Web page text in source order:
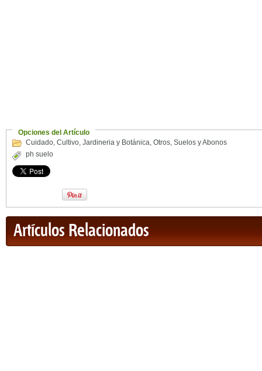
Opciones del Artículo
Cuidado, Cultivo, Jardineria y Botánica, Otros, Suelos y Abonos
ph suelo
Artículos Relacionados